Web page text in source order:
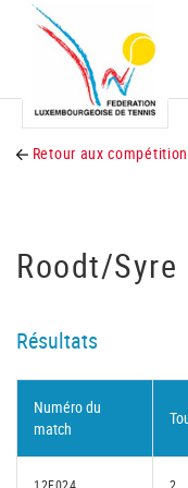
Retour aux
Roodt/Syre
Résultats
Numéro du
match